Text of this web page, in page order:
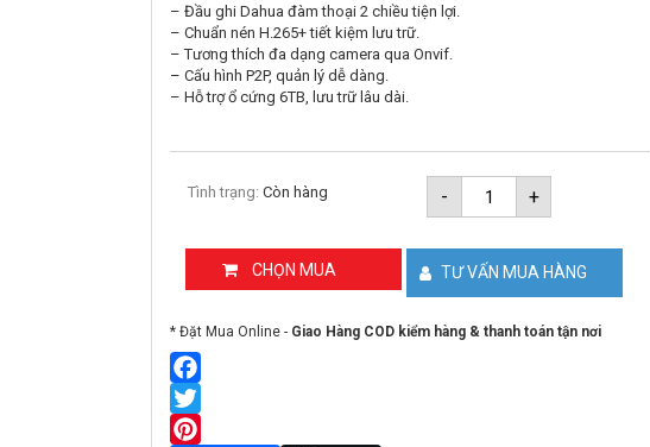
– Đầu ghi Dahua đàm thoại 2 chiều tiện lợi.
– Chuẩn nén H.265+ tiết kiệm lưu trữ.
– Tương thích đa dạng camera qua Onvif.
– Cấu hình P2P, quản lý dễ dàng.
– Hỗ trợ ổ cứng 6TB, lưu trữ lâu dài.
-
Đầu
ghi
hình
kênh
5in1
DAHUA
XVR1B08-
+
Tình trạng: Còn hàng
CHỌN MUA TƯ VẤN MUA HÀNG
* Đặt Mua Online - Giao Hàng COD kiểm hàng & thanh toán tận nơi
Facebook
Twitter